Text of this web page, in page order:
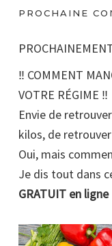
PROCHAINE
‼️ COMMENT
VOTRE RÉGIME ‼️
Envie de
kilos, de
Oui, mais
Je dis tout dans
GRATUIT en ligne